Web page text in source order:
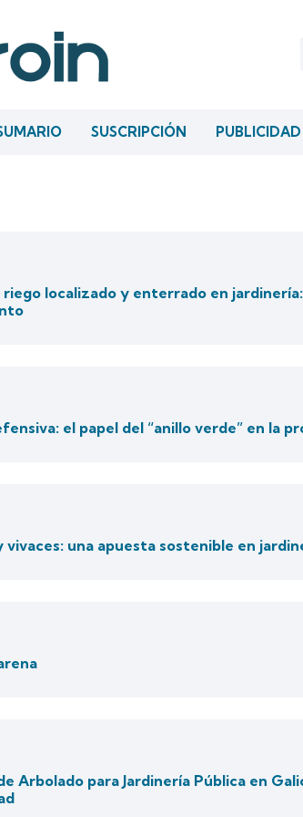
SUSCRIPCIÓN PUBLICIDAD
riego localizado y enterrado en
el papel del “anillo verde” en la
vivaces: una apuesta sostenible en
Arbolado para Jardinería Pública en